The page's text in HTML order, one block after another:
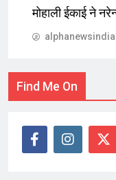
मोहाली ईकाई ने
Find Me On